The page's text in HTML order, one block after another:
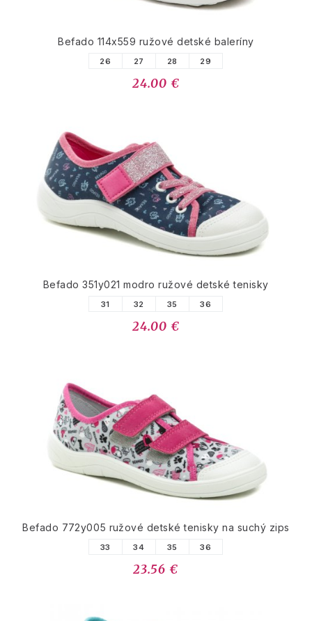
Befado 114x559 ružové detské baleríny
26 27 28 29
24.00 €
Befado 351y021 modro ružové detské tenisky
31 32 35 36
24.00 €
Befado 772y005 ružové detské tenisky na suchý zips
33 34 35 36
23.56 €